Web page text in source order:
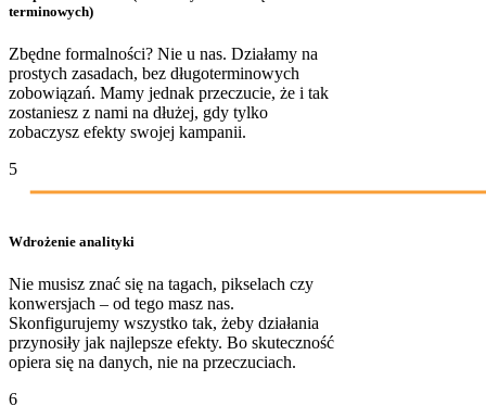
terminowych)
Zbędne formalności? Nie u nas. Działamy na
prostych zasadach, bez długoterminowych
zobowiązań. Mamy jednak przeczucie, że i tak
zostaniesz z nami na dłużej, gdy tylko
zobaczysz efekty swojej kampanii.
5
Wdrożenie analityki
Nie musisz znać się na tagach, pikselach czy
konwersjach – od tego masz nas.
Skonfigurujemy wszystko tak, żeby działania
przynosiły jak najlepsze efekty. Bo skuteczność
opiera się na danych, nie na przeczuciach.
6